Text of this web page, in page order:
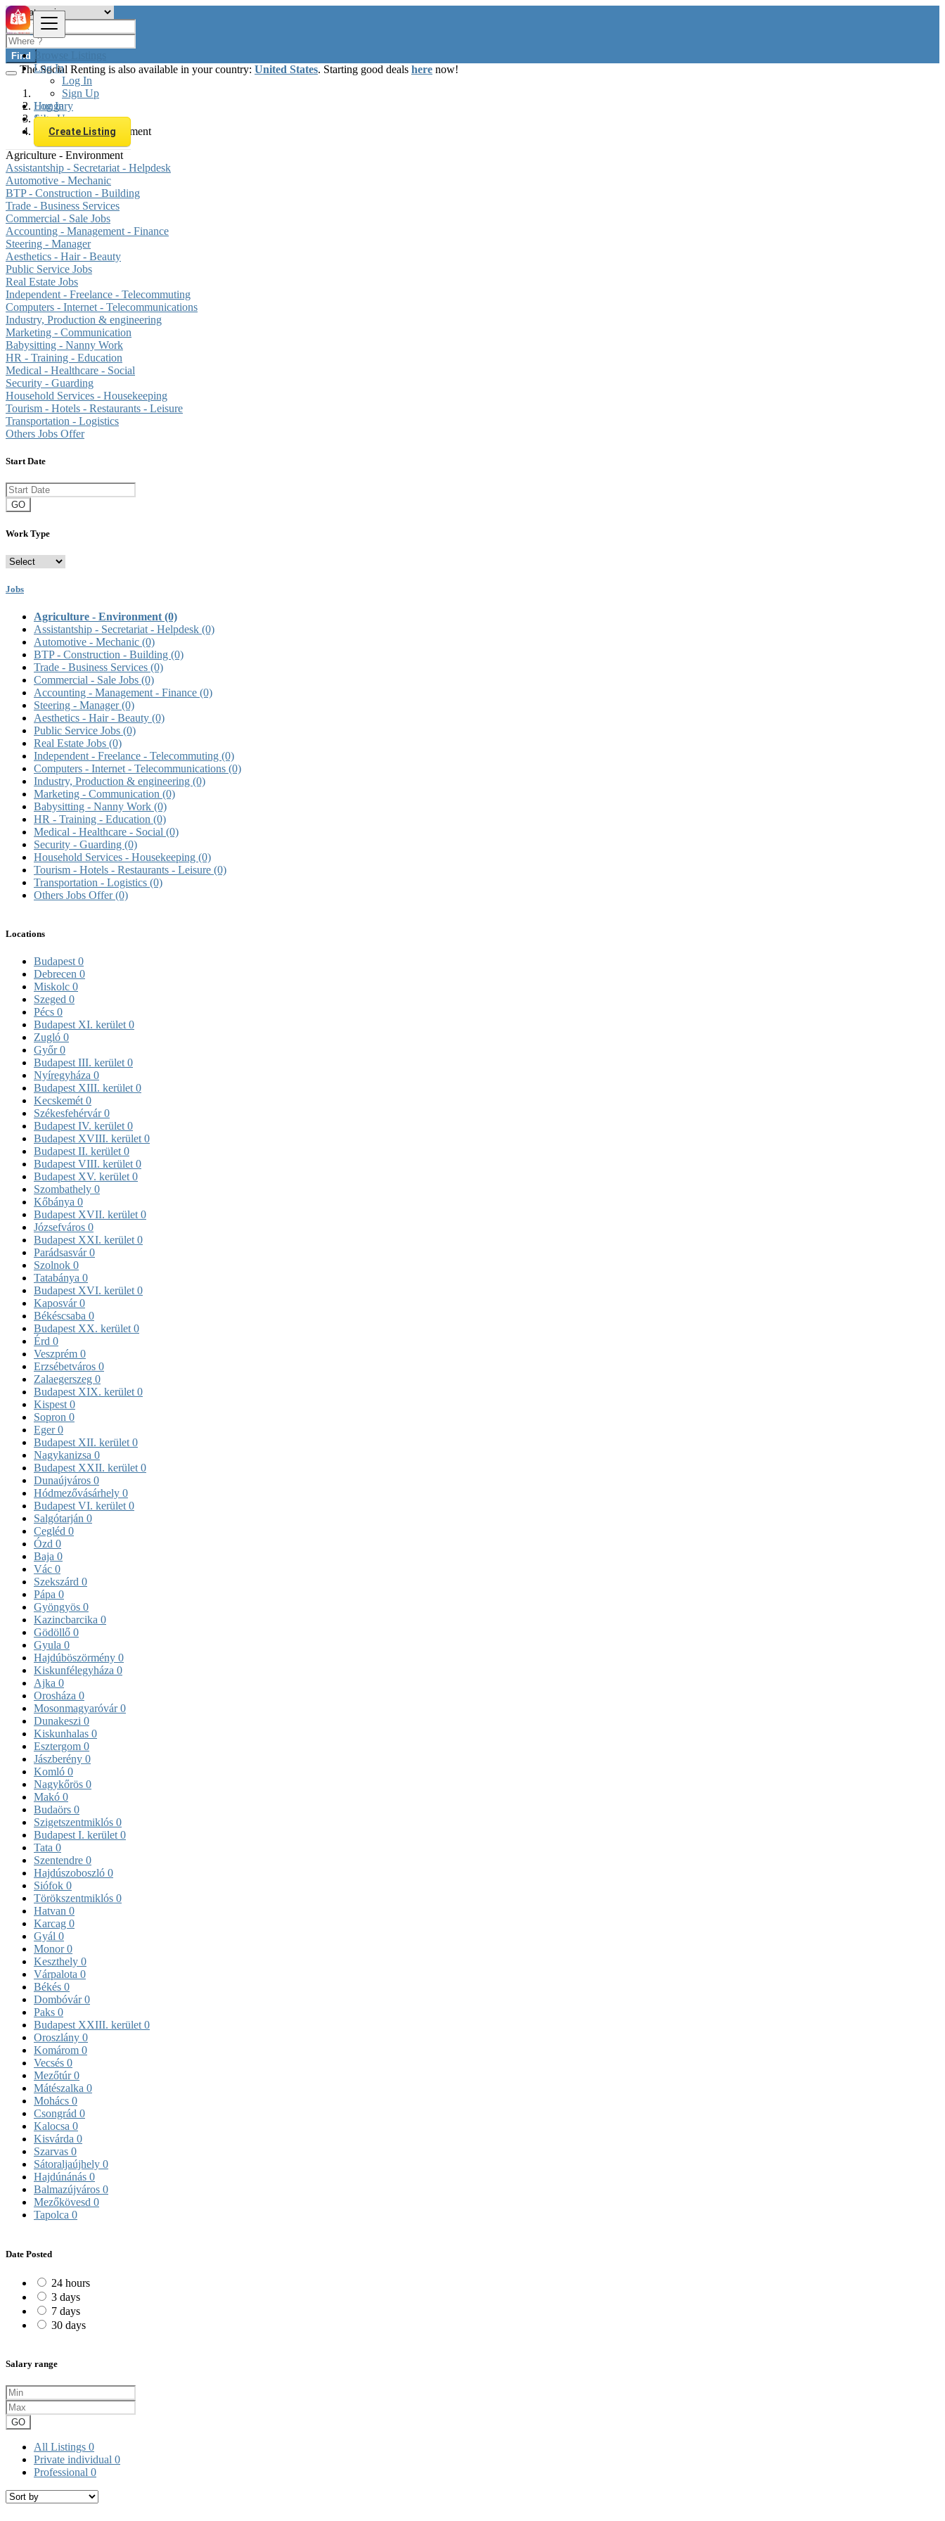
Browse Listings
Log In
Log In
Sign Up
Log In
Sign Up
Create Listing
Find
The Social Renting is also available in your country: United States. Starting good deals here now!
Hungary
Jobs
Agriculture - Environment
Agriculture - Environment
Assistantship - Secretariat - Helpdesk
Automotive - Mechanic
BTP - Construction - Building
Trade - Business Services
Commercial - Sale Jobs
Accounting - Management - Finance
Steering - Manager
Aesthetics - Hair - Beauty
Public Service Jobs
Real Estate Jobs
Independent - Freelance - Telecommuting
Computers - Internet - Telecommunications
Industry, Production & engineering
Marketing - Communication
Babysitting - Nanny Work
HR - Training - Education
Medical - Healthcare - Social
Security - Guarding
Household Services - Housekeeping
Tourism - Hotels - Restaurants - Leisure
Transportation - Logistics
Others Jobs Offer
Start Date
GO
Work Type
Jobs
Agriculture - Environment (0)
Assistantship - Secretariat - Helpdesk (0)
Automotive - Mechanic (0)
BTP - Construction - Building (0)
Trade - Business Services (0)
Commercial - Sale Jobs (0)
Accounting - Management - Finance (0)
Steering - Manager(0)
Aesthetics - Hair - Beauty (0)
Public Service Jobs (0)
Real Estate Jobs (0)
Independent - Freelance - Telecommuting (0)
Computers - Internet - Telecommunications (0)
Industry, Production & engineering (0)
Marketing - Communication (0)
Babysitting - Nanny Work (0)
HR - Training - Education (0)
Medical - Healthcare - Social (0)
Security - Guarding (0)
Household Services - Housekeeping (0)
Tourism - Hotels - Restaurants - Leisure (0)
Transportation - Logistics (0)
Others Jobs Offer(0)
Locations
Budapest 0
Debrecen 0
Miskolc 0
Szeged 0
Pécs 0
Budapest XI. kerület 0
Zugló 0
Győr0
Budapest III. kerület 0
Nyíregyháza 0
Budapest XIII. kerület 0
Kecskemét 0
Székesfehérvár0
Budapest IV. kerület 0
Budapest XVIII. kerület 0
Budapest II. kerület 0
Budapest VIII. kerület 0
Budapest XV. kerület 0
Szombathely 0
Kőbánya 0
Budapest XVII. kerület 0
Józsefváros 0
Budapest XXI. kerület 0
Parádsasvár0
Szolnok 0
Tatabánya 0
Budapest XVI. kerület 0
Kaposvár0
Békéscsaba 0
Budapest XX. kerület 0
Érd 0
Veszprém 0
Erzsébetváros 0
Zalaegerszeg 0
Budapest XIX. kerület 0
Kispest 0
Sopron 0
Eger0
Budapest XII. kerület 0
Nagykanizsa 0
Budapest XXII. kerület 0
Dunaújváros 0
Hódmezővásárhely 0
Budapest VI. kerület 0
Salgótarján 0
Cegléd 0
Ózd 0
Baja 0
Vác 0
Szekszárd 0
Pápa 0
Gyöngyös 0
Kazincbarcika 0
Gödöllő 0
Gyula 0
Hajdúböszörmény 0
Kiskunfélegyháza 0
Ajka 0
Orosháza 0
Mosonmagyaróvár0
Dunakeszi 0
Kiskunhalas 0
Esztergom 0
Jászberény 0
Komló 0
Nagykőrös 0
Makó 0
Budaörs 0
Szigetszentmiklós 0
Budapest I. kerület 0
Tata 0
Szentendre 0
Hajdúszoboszló 0
Siófok 0
Törökszentmiklós 0
Hatvan 0
Karcag 0
Gyál 0
Monor0
Keszthely 0
Várpalota 0
Békés 0
Dombóvár0
Paks 0
Budapest XXIII. kerület 0
Oroszlány 0
Komárom 0
Vecsés 0
Mezőtúr0
Mátészalka 0
Mohács 0
Csongrád 0
Kalocsa 0
Kisvárda 0
Szarvas 0
Sátoraljaújhely 0
Hajdúnánás 0
Balmazújváros 0
Mezőkövesd 0
Tapolca 0
Date Posted
24 hours
3 days
7 days
30 days
Salary range
GO
All Listings 0
Private individual 0
Professional 0